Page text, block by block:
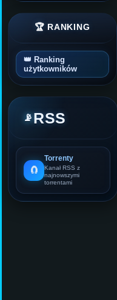
🏆 RANKING
👑 Ranking
użytkowników
📡RSS
🧲
Torrenty
Kanał RSS z
najnowszymi
torrentami